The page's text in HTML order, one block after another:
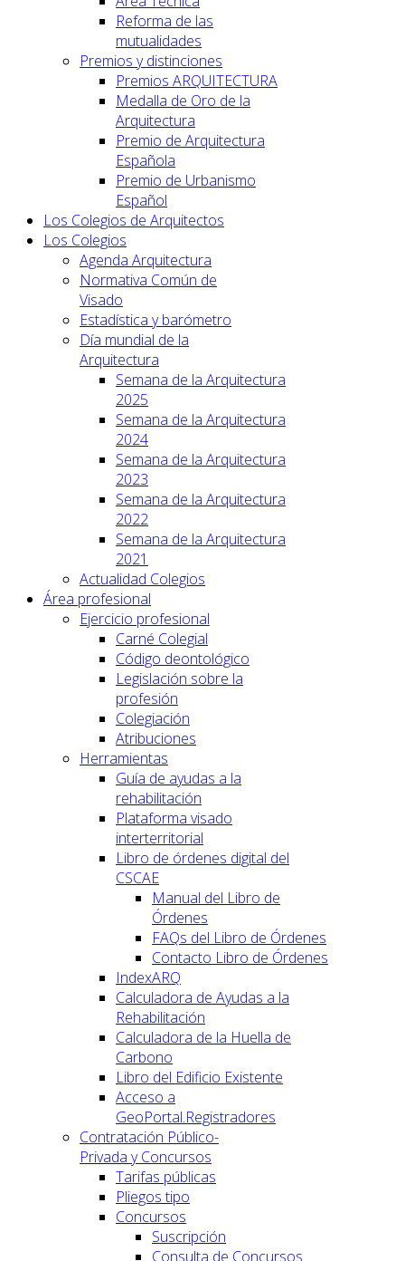
Reforma de las
mutualidades
Premios y distinciones
Premios ARQUITECTURA
Medalla de Oro de la
Arquitectura
Premio de Arquitectura
Española
Premio de Urbanismo
Español
Los Colegios de Arquitectos
Los Colegios
Agenda Arquitectura
Normativa Común de
Visado
Estadística y barómetro
Día mundial de la
Arquitectura
Semana de la Arquitectura
2025
Semana de la Arquitectura
2024
Semana de la Arquitectura
2023
Semana de la Arquitectura
2022
Semana de la Arquitectura
2021
Actualidad Colegios
Área profesional
Ejercicio profesional
Carné Colegial
Código deontológico
Legislación sobre la
profesión
Colegiación
Atribuciones
Herramientas
Guía de ayudas a la
rehabilitación
Plataforma visado
interterritorial
Libro de órdenes digital del
CSCAE
Manual del Libro de
Órdenes
FAQs del Libro de Órdenes
Contacto Libro de Órdenes
IndexARQ
Calculadora de Ayudas a la
Rehabilitación
Calculadora de la Huella de
Carbono
Libro del Edificio Existente
Acceso a
GeoPortal.Registradores
Contratación Público-
Privada y Concursos
Tarifas públicas
Pliegos tipo
Concursos
Suscripción
Consulta de Concursos